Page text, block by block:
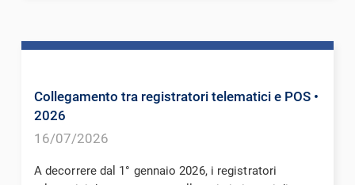
Collegamento tra registratori telematici e POS •
2026
16/07/2026
A decorrere dal 1° gennaio 2026, i registratori